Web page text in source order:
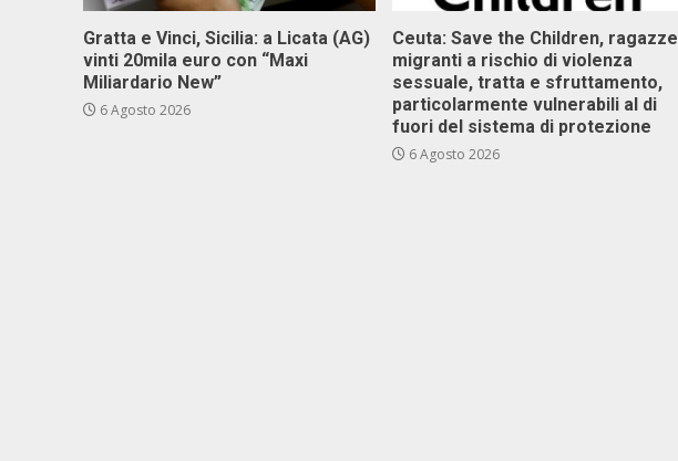
Gratta e Vinci, Sicilia: a Licata (AG)
vinti 20mila euro con “Maxi
Miliardario New”
6 Agosto 2026
Ceuta: Save the Children, ragazze
migranti a rischio di violenza
sessuale, tratta e sfruttamento,
particolarmente vulnerabili al di
fuori del sistema di protezione
6 Agosto 2026